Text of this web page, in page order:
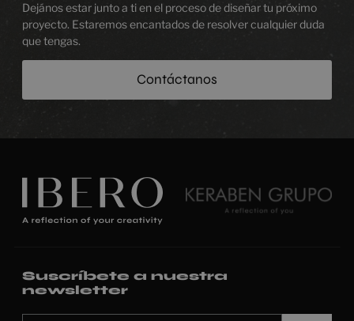
Dejános estar junto a ti en el proceso de diseñar tu próximo
proyecto. Estaremos encantados de resolver cualquier duda
que tengas.
Contáctanos
Suscríbete a nuestra
newsletter